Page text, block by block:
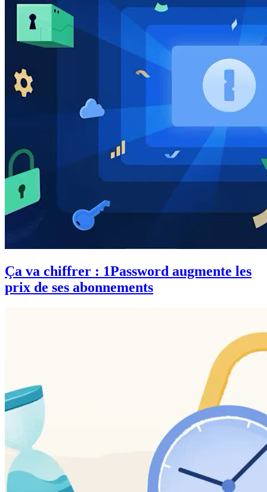
Ça va chiffrer : 1Password augmente les
prix de ses abonnements